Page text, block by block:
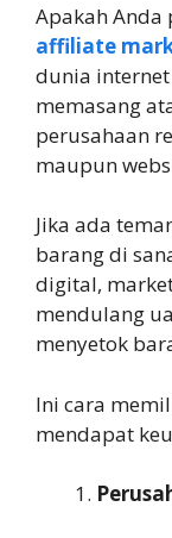
Apakah Anda
affiliate
dunia
memasang
perusahaan
maupun
Jika ada
barang di
digital,
mendulang
menyetok
Ini cara
mendapat